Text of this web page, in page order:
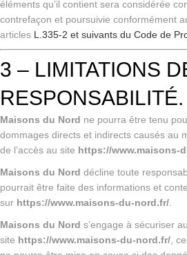
éléments qu’il contient sera considérée
contrefaçon et poursuivie conformément
articles L.335-2 et suivants du Code de
3 – LIMITATIONS
RESPONSABILITÉ.
Maisons du Nord ne pourra être tenu
dommages directs et indirects causés au
de l’accès au site https://www.maisons-
Maisons du Nord décline toute
pourrait être faite des informations et
sur https://www.maisons-du-nord.fr/
Maisons du Nord s’engage à sécuriser
site https://www.maisons-du-nord.fr/ ,